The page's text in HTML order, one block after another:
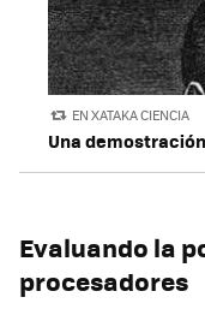
EN XATAKA CIENCIA
Una
Evaluando la
procesadores